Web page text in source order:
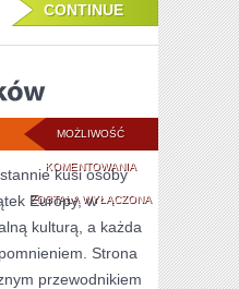
CONTINUE
MOŻLIWOŚĆ
KOMENTOWANIAPYTANIA
OD
CZYTELNIKÓW
ZOSTAŁA WYŁĄCZONA
kusi osoby
Europy, w
kulturą, a każda
Strona
przewodnikiem